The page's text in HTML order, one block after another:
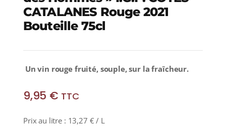
CATALANES Rouge 2021
Bouteille 75cl
Unvin rouge fruité, souple, sur la fraîcheur.
9,95 € TTC
Prix au litre : 13,27 € / L